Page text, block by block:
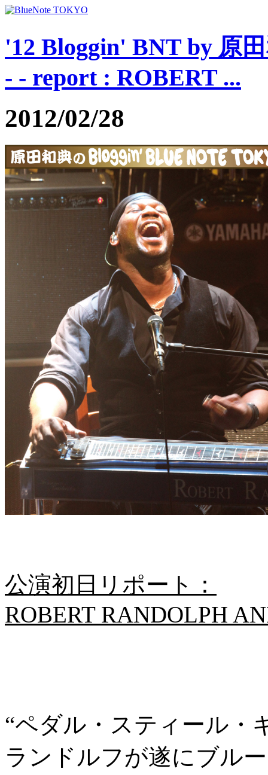
'12 Bloggin' BNT by 原
- - report : ROBERT ...
2012/02/28
公演初日リポート：
ROBERT RANDOLPH
“ペダル・スティール・
ランドルフが遂にブル